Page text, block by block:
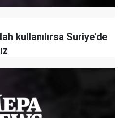
kullanılırsa Suriye'de